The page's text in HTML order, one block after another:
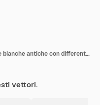
Insieme realistico delle colonne bianche antiche con differenti stili di architettura greca
vettori.